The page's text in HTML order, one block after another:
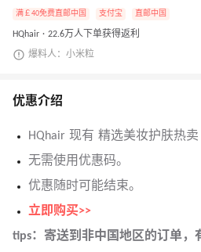
满￡40免费直邮中国 支付宝 直邮中国
HQhair · 22.6万人下单获得返利
爆料人：小米粒
优惠介绍
HQhair 现有 精选美妆护肤热卖
无需使用优惠码。
优惠随时可能结束。
立即购买>>
tips：寄送到非中国地区的订单，